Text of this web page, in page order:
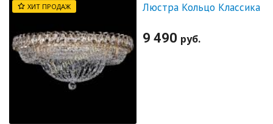
ХИТ ПРОДАЖ Люстра Кольцо Классика
9 490 руб.